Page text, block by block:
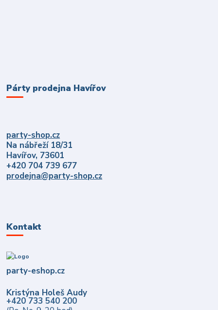
Párty prodejna Havířov
party-shop.cz
Na nábřeží 18/31
Havířov, 73601
+420 704 739 677
prodejna@party-shop.cz
Kontakt
party-eshop.cz
Kristýna Holeš Audy
+420 733 540 200